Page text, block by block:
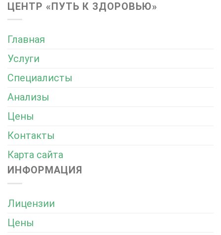
ЦЕНТР «ПУТЬ К ЗДОРОВЬЮ»
Главная
Услуги
Специалисты
Анализы
Цены
Контакты
Карта сайта
ИНФОРМАЦИЯ
Лицензии
Цены